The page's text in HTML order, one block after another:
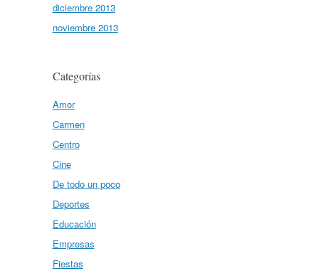
diciembre 2013
noviembre 2013
Categorías
Amor
Carmen
Centro
Cine
De todo un poco
Deportes
Educación
Empresas
Fiestas